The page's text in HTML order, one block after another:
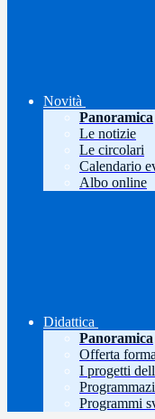
Novità
Panoramica
Le notizie
Le circolari
Calendario
Albo online
Didattica
Panoramica
Offerta
I progetti
Programmi